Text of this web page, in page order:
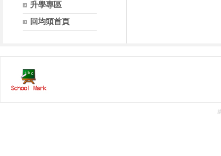
升學專區
回均頭首頁